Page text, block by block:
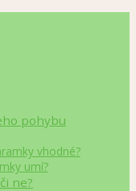
pohybu
vhodné?
umí?
ne?